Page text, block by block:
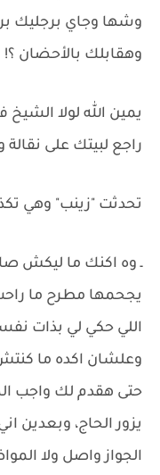
وشها وجاي برجليك
وهقابلك بالأحضان ؟!
يمين الله لولا
راجع لبيتك على
تحدثت "زينب" وهي
ـ وه اكنك ما ليكش
يجحمها مطرح ما
اللي حكي لي بذات
وعلشان اكده ما
حتى هقدم لك واجب
يزور الحاج، وبعدين
الجواز واصل ولا